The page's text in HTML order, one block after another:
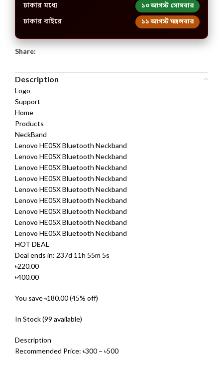
ঢাকার মধ্যে ১০ আগস্ট সোমবার
ঢাকার বাইরে ১১ আগস্ট মঙ্গলবার
Share:
Description
Logo
Support
Home
Products
NeckBand
Lenovo HE05X Bluetooth Neckband
Lenovo HE05X Bluetooth Neckband
Lenovo HE05X Bluetooth Neckband
Lenovo HE05X Bluetooth Neckband
Lenovo HE05X Bluetooth Neckband
Lenovo HE05X Bluetooth Neckband
Lenovo HE05X Bluetooth Neckband
Lenovo HE05X Bluetooth Neckband
Lenovo HE05X Bluetooth Neckband
HOT DEAL
Deal ends in: 237d 11h 55m 5s
৳220.00
৳400.00
You save ৳180.00 (45% off)
In Stock (99 available)
Description
Recommended Price: ৳300 – ৳500